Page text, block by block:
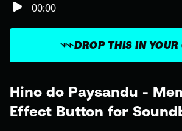
Hino do Paysandu -
Effect Button for
DROP THIS IN YOUR
00:00